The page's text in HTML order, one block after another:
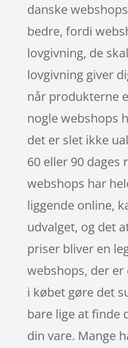
danske
bedre, fordi
lovgivning, de
lovgivning giver
når produkterne
nogle webshops
det er slet ikke
60 eller 90 dages
webshops har
liggende online,
udvalget, og det
priser bliver en
webshops, der er
i købet gøre det
bare lige at finde
din vare. Mange